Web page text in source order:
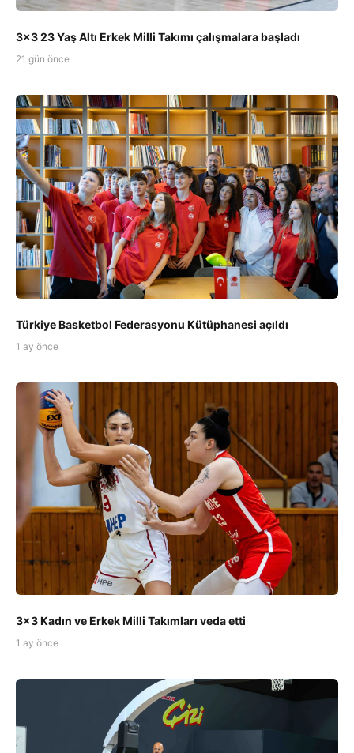
3x3 23 Yaş Altı Erkek Milli Takımı çalışmalara başladı
21 gün önce
Türkiye Basketbol Federasyonu Kütüphanesi açıldı
1 ay önce
3x3 Kadın ve Erkek Milli Takımları veda etti
1 ay önce